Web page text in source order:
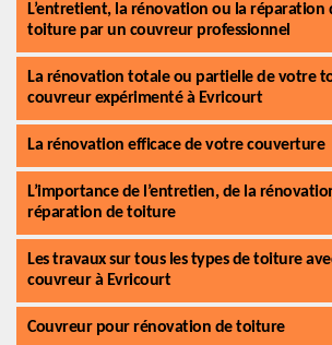
L’entretient, la rénovation ou la réparation
toiture par un couvreur professionnel
La rénovation totale ou partielle de votre
couvreur expérimenté à Evricourt
La rénovation efficace de votre couverture
L’importance de l’entretien, de la
réparation de toiture
Les travaux sur tous les types de toiture
couvreur à Evricourt
Couvreur pour rénovation de toiture